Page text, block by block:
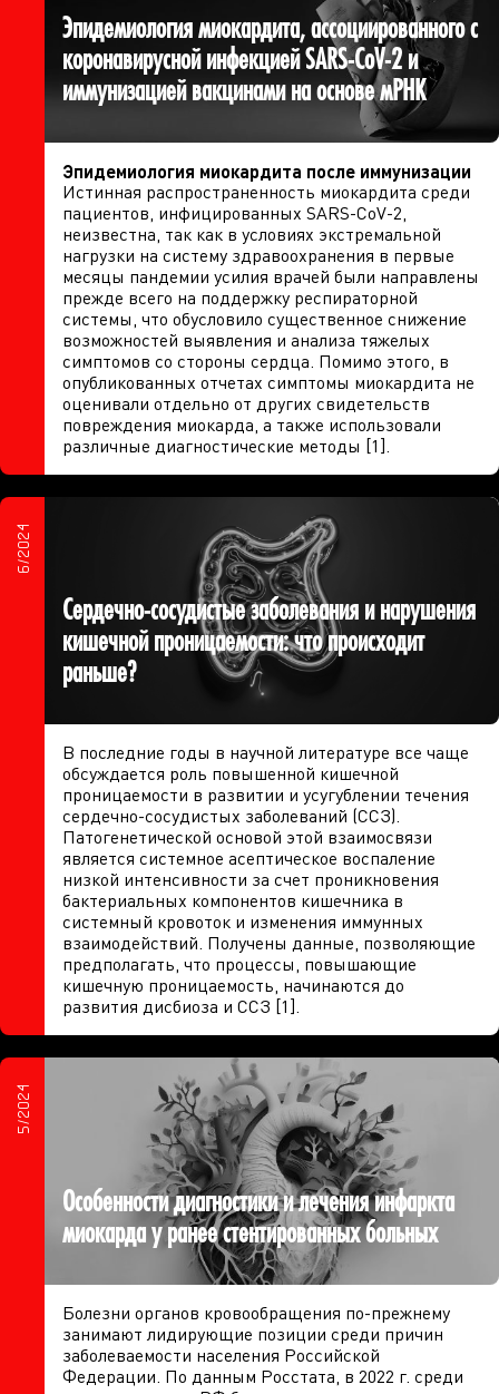
Эпидемиология миокардита, ассоциированного с
коронавирусной инфекцией SARS-CoV-2 и
иммунизацией вакцинами на основе мРНК
Эпидемиология миокардита после иммунизации
Истинная распространенность миокардита среди
пациентов, инфицированных SARS-CoV-2,
неизвестна, так как в условиях экстремальной
нагрузки на систему здравоохранения в первые
месяцы пандемии усилия врачей были направлены
прежде всего на поддержку респираторной
системы, что обусловило существенное снижение
возможностей выявления и анализа тяжелых
симптомов со стороны сердца. Помимо этого, в
опубликованных отчетах симптомы миокардита не
оценивали отдельно от других свидетельств
повреждения миокарда, а также использовали
различные диагностические методы [1].
6/2024
Сердечно-сосудистые заболевания и нарушения
кишечной проницаемости: что происходит
раньше?
В последние годы в научной литературе все чаще
обсуждается роль повышенной кишечной
проницаемости в развитии и усугублении течения
сердечно-сосудистых заболеваний (ССЗ).
Патогенетической основой этой взаимосвязи
является системное асептическое воспаление
низкой интенсивности за счет проникновения
бактериальных компонентов кишечника в
системный кровоток и изменения иммунных
взаимодействий. Получены данные, позволяющие
предполагать, что процессы, повышающие
кишечную проницаемость, начинаются до
развития дисбиоза и ССЗ [1].
5/2024
Особенности диагностики и лечения инфаркта
миокарда у ранее стентированных больных
Болезни органов кровообращения по-прежнему
занимают лидирующие позиции среди причин
заболеваемости населения Российской
Федерации. По данным Росстата, в 2022 г. среди